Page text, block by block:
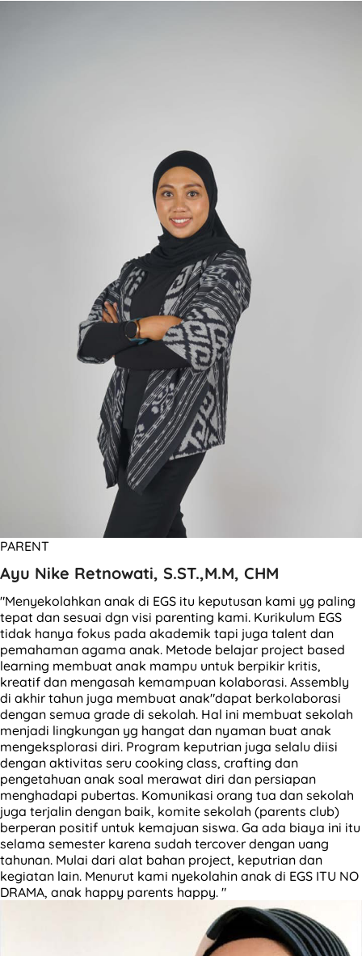
PARENT
Ayu Nike Retnowati, S.ST.,M.M, CHM
"Menyekolahkan anak di EGS itu keputusan kami yg paling
tepat dan sesuai dgn visi parenting kami. Kurikulum EGS
tidak hanya fokus pada akademik tapi juga talent dan
pemahaman agama anak. Metode belajar project based
learning membuat anak mampu untuk berpikir kritis,
kreatif dan mengasah kemampuan kolaborasi. Assembly
di akhir tahun juga membuat anak"dapat berkolaborasi
dengan semua grade di sekolah. Hal ini membuat sekolah
menjadi lingkungan yg hangat dan nyaman buat anak
mengeksplorasi diri. Program keputrian juga selalu diisi
dengan aktivitas seru cooking class, crafting dan
pengetahuan anak soal merawat diri dan persiapan
menghadapi pubertas. Komunikasi orang tua dan sekolah
juga terjalin dengan baik, komite sekolah (parents club)
berperan positif untuk kemajuan siswa. Ga ada biaya ini itu
selama semester karena sudah tercover dengan uang
tahunan. Mulai dari alat bahan project, keputrian dan
kegiatan lain. Menurut kami nyekolahin anak di EGS ITU NO
DRAMA, anak happy parents happy. "